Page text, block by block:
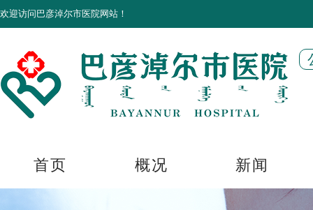
欢迎访问巴彦淖尔市医院网站！
首页 概况 新闻